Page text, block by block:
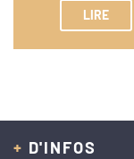
LIRE
+ D'INFOS